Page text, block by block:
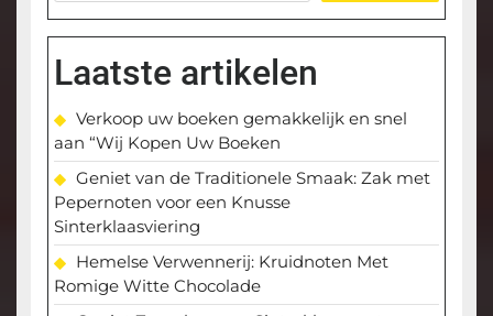
Laatste artikelen
Verkoop uw boeken gemakkelijk en snel
aan “Wij Kopen Uw Boeken
Geniet van de Traditionele Smaak: Zak met
Pepernoten voor een Knusse
Sinterklaasviering
Hemelse Verwennerij: Kruidnoten Met
Romige Witte Chocolade